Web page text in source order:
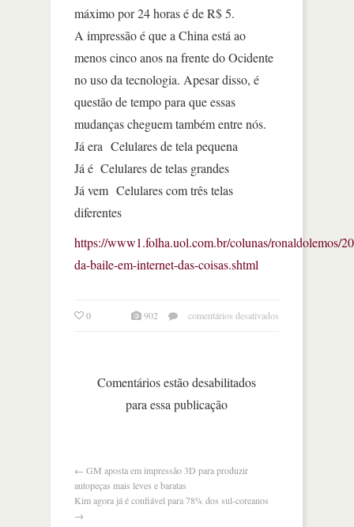
máximo por 24 horas é de R$ 5.
A impressão é que a China está ao
menos cinco anos na frente do Ocidente
no uso da tecnologia. Apesar disso, é
questão de tempo para que essas
mudanças cheguem também entre nós.
Já era Celulares de tela pequena
Já é Celulares de telas grandes
Já vem Celulares com três telas
diferentes
https://www1.folha.uol.com.br/colunas/ronaldolemos/
da-baile-em-internet-das-coisas.shtml
0 902 comentários desativados
Comentários estão desabilitados
para essa publicação
← GM aposta em impressão 3D para produzir
autopeças mais leves e baratas
Kim agora já é confiável para 78% dos sul-coreanos
→